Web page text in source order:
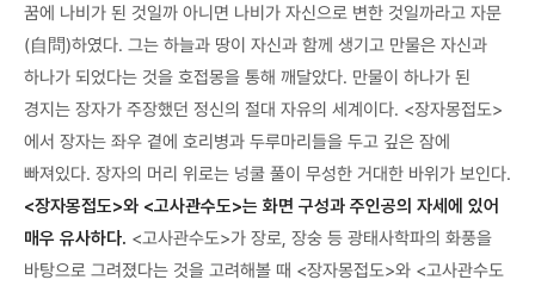
꿈에 나비가 된 것일까 아니면 나비가 자신으로 변한 것일까라고 자문
(自問)하였다. 그는 하늘과 땅이 자신과 함께 생기고 만물은 자신과
하나가 되었다는 것을 호접몽을 통해 깨달았다. 만물이 하나가 된
경지는 장자가 주장했던 정신의 절대 자유의 세계이다. <장자몽접도>
에서 장자는 좌우 곁에 호리병과 두루마리들을 두고 깊은 잠에
빠져있다. 장자의 머리 위로는 넝쿨 풀이 무성한 거대한 바위가 보인다.
<장자몽접도>와 <고사관수도>는 화면 구성과 주인공의 자세에 있어
매우 유사하다. <고사관수도>가 장로, 장숭 등 광태사학파의 화풍을
바탕으로 그려졌다는 것을 고려해볼 때 <장자몽접도>와 <고사관수도